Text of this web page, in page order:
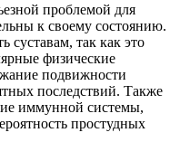
проблемой для
к своему состоянию.
суставам, так как это
физические
подвижности
последствий. Также
иммунной системы,
простудных